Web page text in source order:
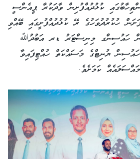
ކުޅުދުއްފުށިން ވާދަކުރާ ޕީއެންސީ
ހުކުރުދުވަހުގެ ރޭ ކުޅުދުއްފުށީގައި ބޭއްވި
ހައުސިންގ މިނިސްޓަރު ޑރ އަބުދުﷲ
މުއްތަލިބު ވިދާޅުވީ، 400 ހައުސިން ޔުނިޓްގެ މަސައްކަތް ހުއްޓިފައިވާ
ކަމަށެވެ.